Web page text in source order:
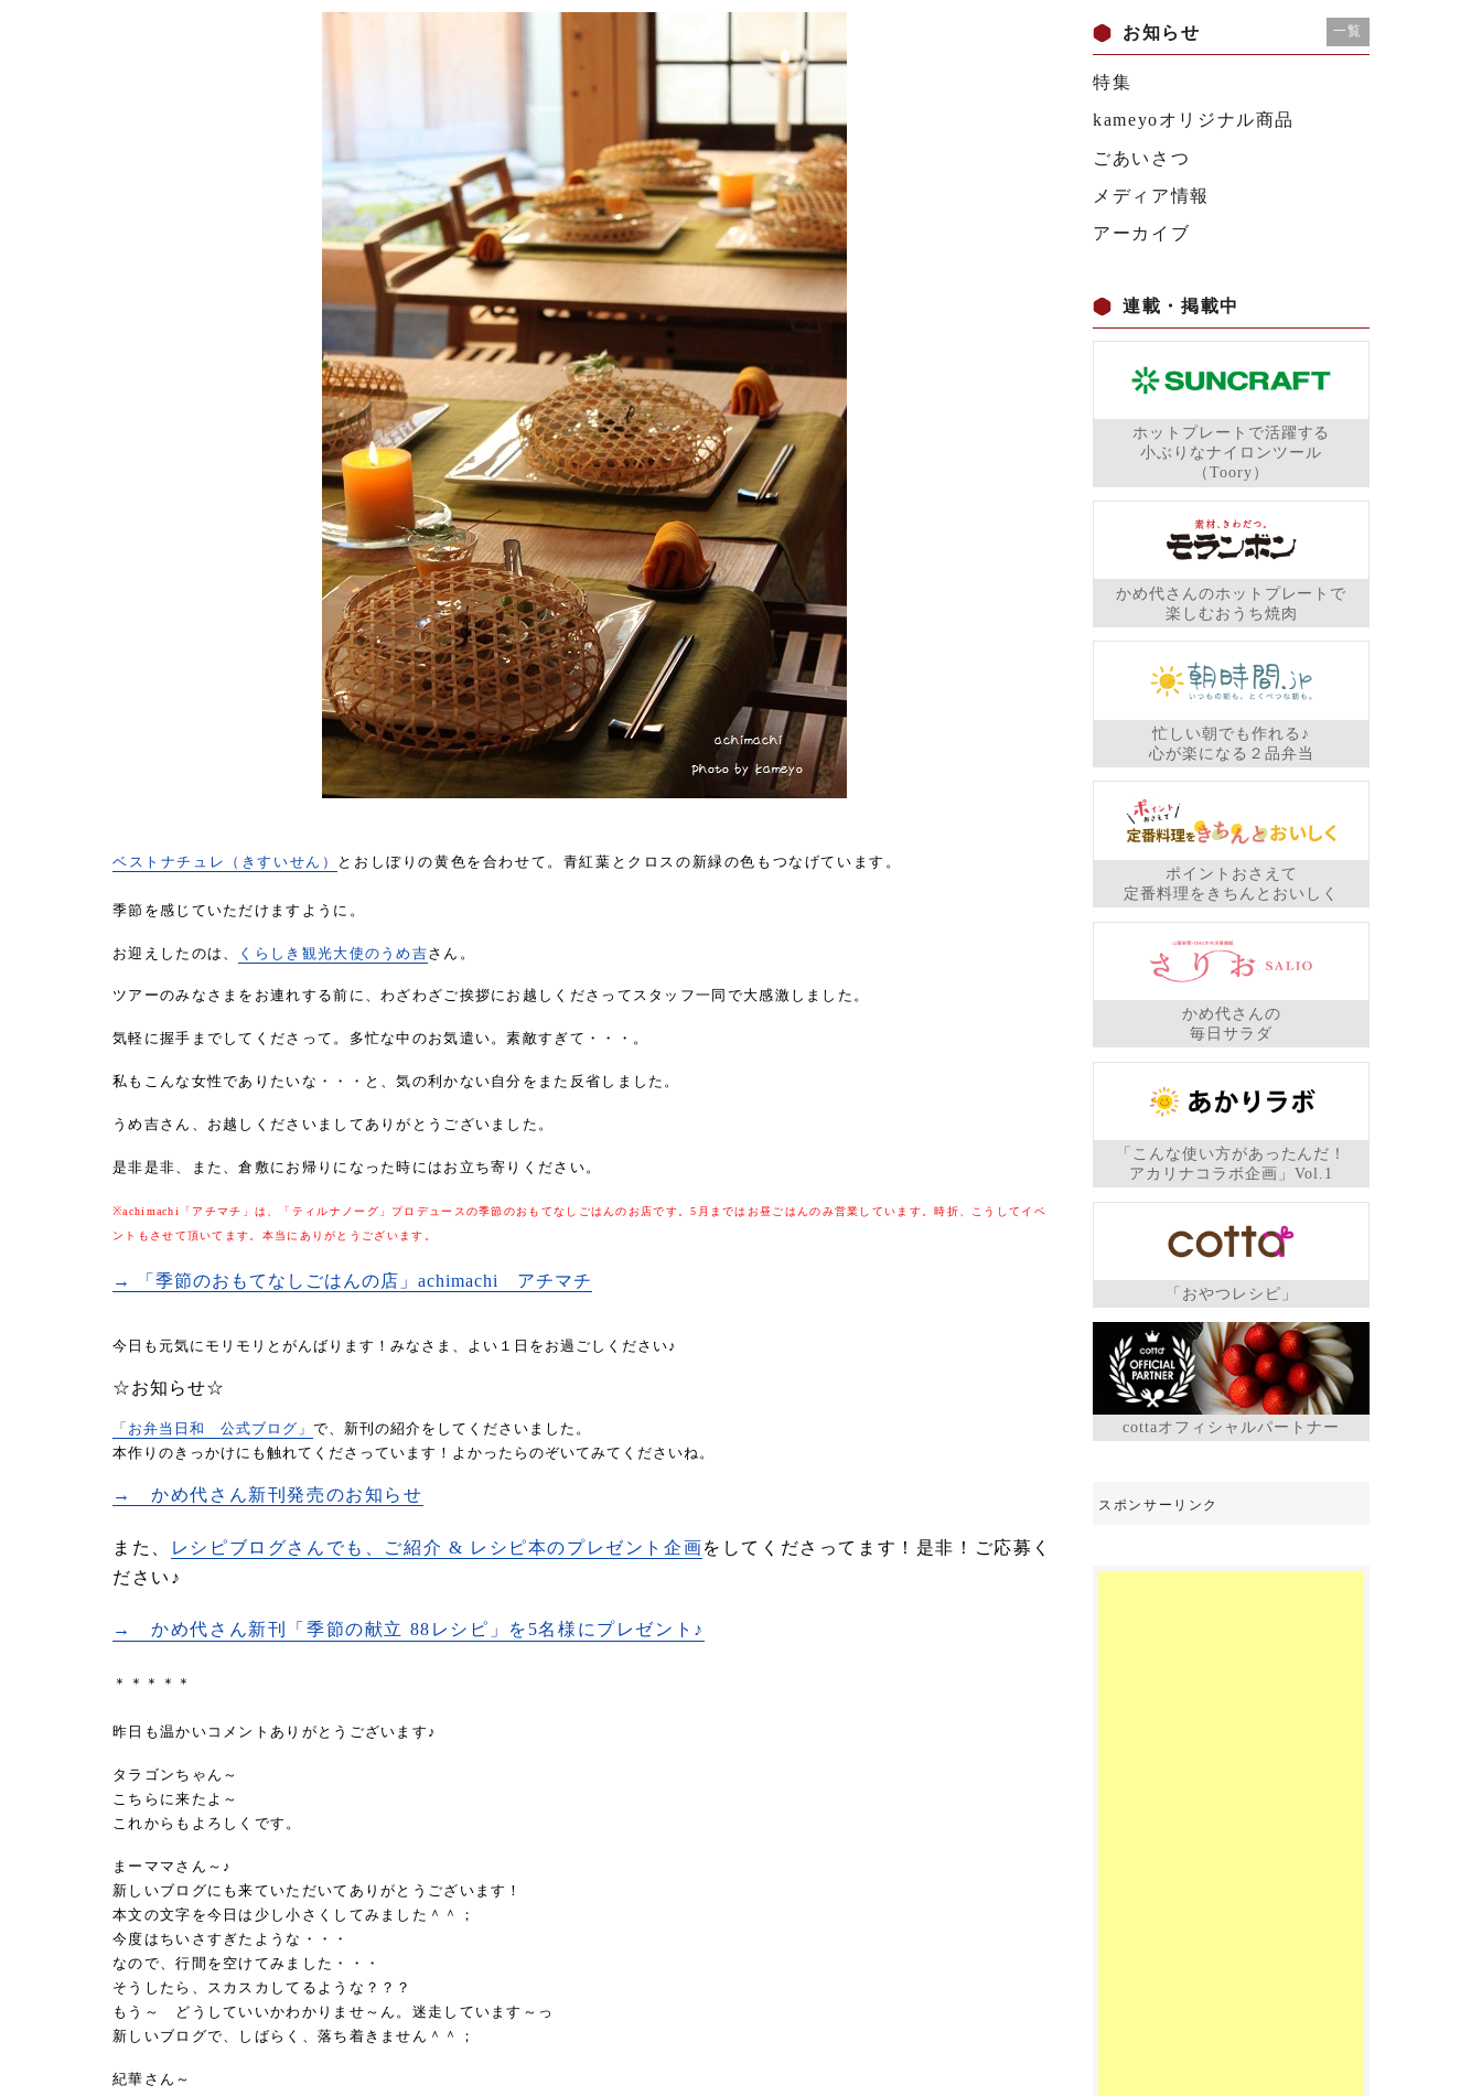
ベストナチュレ（きすいせん） とおしぼりの黄色を合わせて。青紅葉とクロスの新緑の色もつなげています。
季節を感じていただけますように。
お迎えしたのは、 くらしき観光大使のうめ吉さん。
ツアーのみなさまをお連れする前に、わざわざご挨拶にお越しくださってスタッフ一同で大感激しました。
気軽に握手までしてくださって。多忙な中のお気遣い。素敵すぎて・・・。
私もこんな女性でありたいな・・・と、気の利かない自分をまた反省しました。
うめ吉さん、お越しくださいましてありがとうございました。
是非是非、また、倉敷にお帰りになった時にはお立ち寄りください。
※achimachi「アチマチ」は、「ティルナノーグ」プロデュースの季節のおもてなしごはんのお店です。5月まではお昼ごはんのみ営業しています。時折、こうしてイベ
ントもさせて頂いてます。本当にありがとうございます。
→ 「季節のおもてなしごはんの店」achimachi アチマチ
今日も元気にモリモリとがんばります！みなさま、よい１日をお過ごしください♪
☆お知らせ☆
「お弁当日和 公式ブログ」 で、新刊の紹介をしてくださいました。
本作りのきっかけにも触れてくださっています！よかったらのぞいてみてくださいね。
→ かめ代さん新刊発売のお知らせ
また、 レシピブログさんでも、ご紹介 & レシピ本のプレゼント企画をしてくださってます！是非！ご応募く
ださい♪
→ かめ代さん新刊「季節の献立 88レシピ」を5名様にプレゼント♪
＊＊＊＊＊
昨日も温かいコメントありがとうございます♪
タラゴンちゃん～
こちらに来たよ～
これからもよろしくです。
まーママさん～♪
新しいブログにも来ていただいてありがとうございます！
本文の文字を今日は少し小さくしてみました＾＾；
今度はちいさすぎたような・・・
なので、行間を空けてみました・・・
そうしたら、スカスカしてるような？？？
もう～ どうしていいかわかりませ～ん。迷走しています～っ
新しいブログで、しばらく、落ち着きません＾＾；
紀華さん～
お知らせ 一覧
特集
kameyoオリジナル商品
ごあいさつ
メディア情報
アーカイブ
連載・掲載中
ホットプレートで活躍する
小ぶりなナイロンツール
（Toory）
かめ代さんのホットプレートで
楽しむおうち焼肉
忙しい朝でも作れる♪
心が楽になる２品弁当
ポイントおさえて
定番料理をきちんとおいしく
かめ代さんの
毎日サラダ
「こんな使い方があったんだ！
アカリナコラボ企画」Vol.1
「おやつレシピ」
cottaオフィシャルパートナー